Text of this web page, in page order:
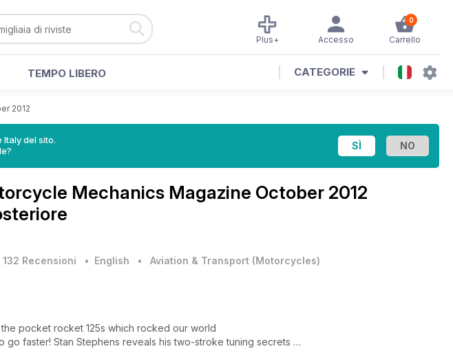
0
Carrello
Accesso
Plus+
TEMPO LIBERO CATEGORIE
2012
del sito.
Mechanics Magazine October 2012
132 Recensioni • English • Aviation & Transport (Motorcycles)
pocket rocket 125s which rocked our world
go faster! Stan Stephens reveals his two-stroke tuning secrets
Honda's CB500 twin